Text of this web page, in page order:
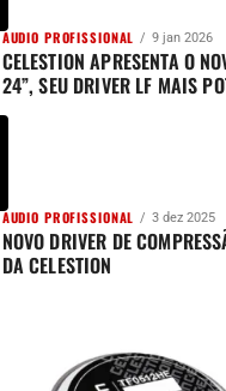
AUDIO PROFISSIONAL 9 jan 2026
CELESTION APRESENTA O
24”, SEU DRIVER LF MAIS
AUDIO PROFISSIONAL 3 dez 2025
NOVO DRIVER DE
DA CELESTION